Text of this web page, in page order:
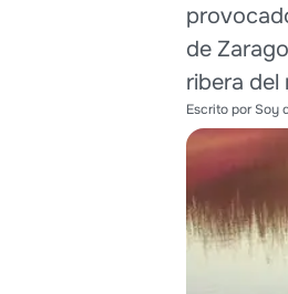
de
ribera del
Escrito porSoy